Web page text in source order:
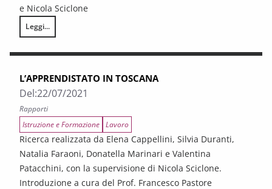
e Nicola Sciclone
Leggi...
Apprendistato, un buon contratto
L’APPRENDISTATO IN TOSCANA
Del:22/07/2021
Rapporti
Istruzione e Formazione Lavoro
Ricerca realizzata da Elena Cappellini, Silvia Duranti,
Natalia Faraoni, Donatella Marinari e Valentina
Patacchini, con la supervisione di Nicola Sciclone.
Introduzione a cura del Prof. Francesco Pastore